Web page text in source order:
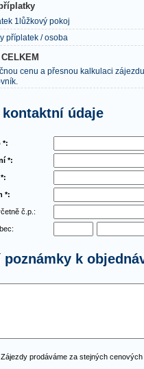
1lůžkový pokoj
příplatek / osoba
cenu a přesnou kalkulaci
kontaktní údaje
*:
*:
*:
č.p.:
poznámky k
prodáváme za stejných